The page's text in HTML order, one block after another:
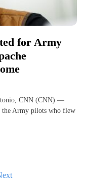
for Army
CNN (CNN) —
the Army pilots who flew